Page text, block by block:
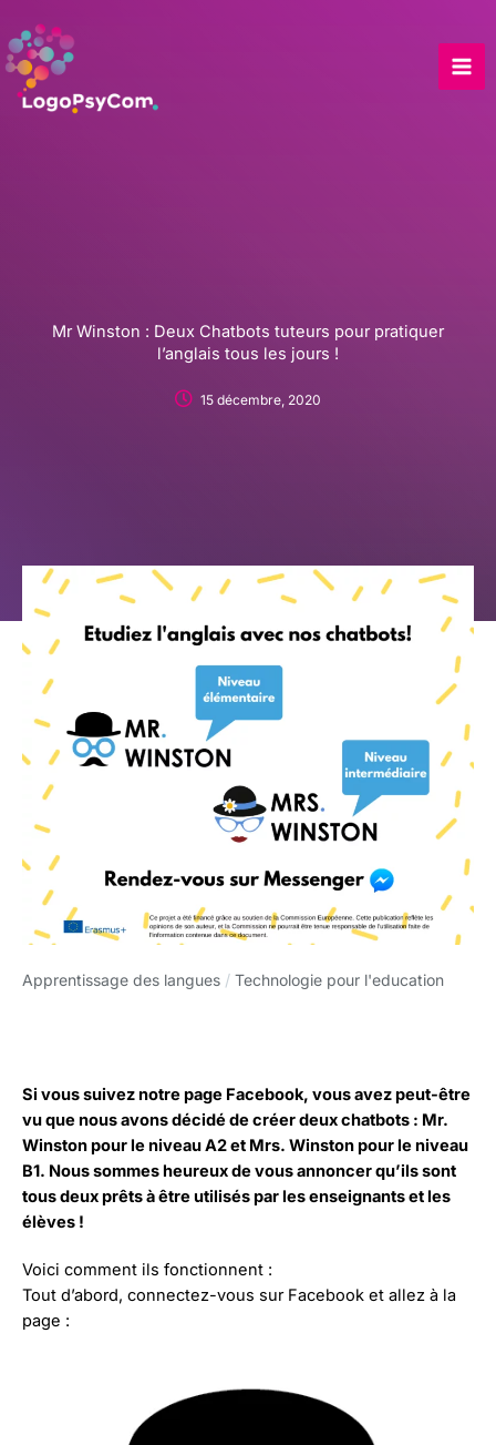
to
content
Mr Winston : Deux Chatbots tuteurs pour pratiquer
l’anglais tous les jours !
15 décembre, 2020
Apprentissage des langues / Technologie pour l'education
Si vous suivez notre page Facebook, vous avez peut-être
vu que nous avons décidé de créer deux chatbots : Mr.
Winston pour le niveau A2 et Mrs. Winston pour le niveau
B1. Nous sommes heureux de vous annoncer qu’ils sont
tous deux prêts à être utilisés par les enseignants et les
élèves !
Voici comment ils fonctionnent :
Tout d’abord, connectez-vous sur Facebook et allez à la
page :